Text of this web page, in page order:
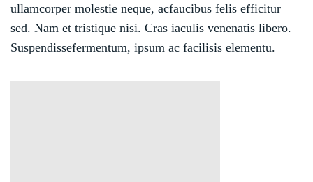
ullamcorper molestie neque, acfaucibus felis efficitur
sed. Nam et tristique nisi. Cras iaculis venenatis libero.
Suspendissefermentum, ipsum ac facilisis elementu.